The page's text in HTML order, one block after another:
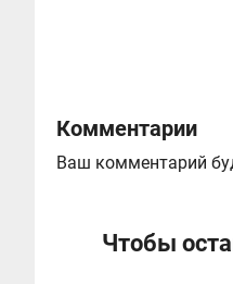
Комментарии
Ваш комментарий
Чтобы